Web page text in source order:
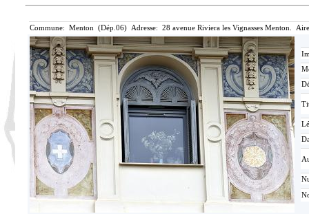
Commune: Menton (Dép.06) Adresse: 28 avenue Riviera les Vignasses Menton.